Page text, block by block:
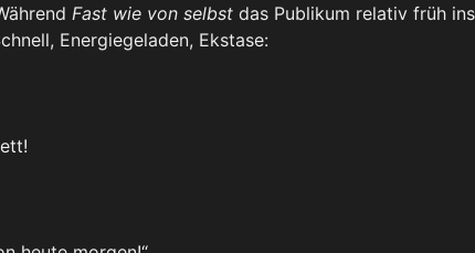
Fast wie von selbst das Publikum relativ früh
Energiegeladen, Ekstase: